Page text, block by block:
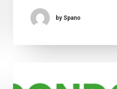
by Spano